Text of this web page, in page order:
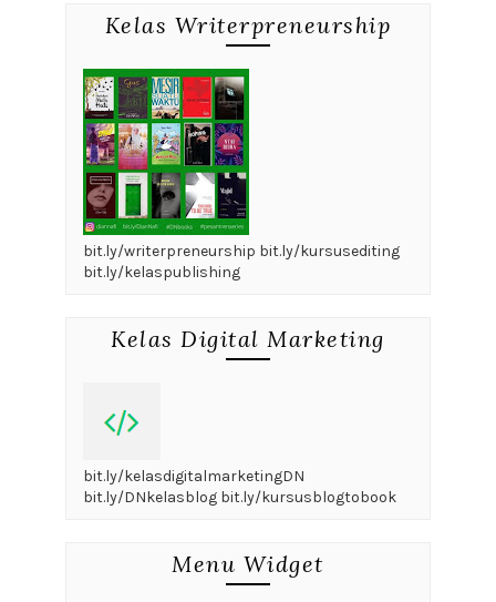
Kelas Writerpreneurship
bit.ly/writerpreneurship bit.ly/kursusediting
bit.ly/kelaspublishing
Kelas Digital Marketing
bit.ly/kelasdigitalmarketingDN
bit.ly/DNkelasblog bit.ly/kursusblogtobook
Menu Widget